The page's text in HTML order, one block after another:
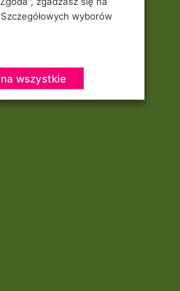
wyborów
wszystkie